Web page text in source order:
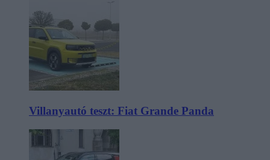
Villanyautó teszt: Fiat Grande Panda